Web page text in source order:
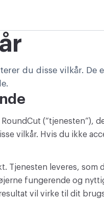
du disse vilkår. De
(“tjenesten”),
vilkår. Hvis du ikke
Tjenesten leveres, som
fungerende og
vil virke til dit